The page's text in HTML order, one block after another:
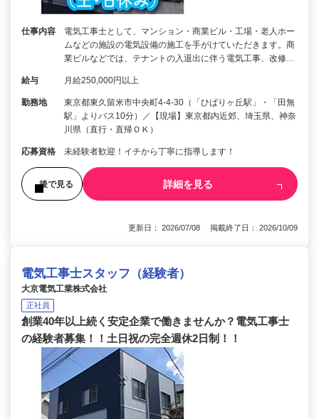
仕事内容
電気工事士として、マンション・商業ビル・工場・老人ホー
ムなどの施設の電気設備の施工を手がけていただきます。商
業ビルなどでは、テナントの入退出に伴う電気工事、改修…
給与 月給250,000円以上
勤務地
東京都東久留米市中央町4-4-30（「ひばりヶ丘駅」・「田無
駅」よりバス10分）／【現場】東京都内近郊、埼玉県、神奈
川県（直行・直帰ＯＫ）
応募資格 未経験者歓迎！イチから丁寧に指導します！
後で見る 詳細を見る
更新日： 2026/07/08 掲載終了日： 2026/10/09
電気工事士スタッフ（経験者）
大京電気工業株式会社
正社員
創業40年以上続く安定企業で働きませんか？電気工事士
の経験者募集！！土日祝の完全週休2日制！！